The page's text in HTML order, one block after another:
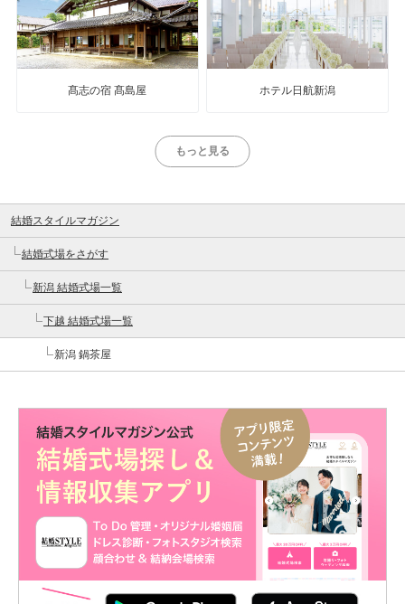
髙志の宿 髙島屋 ホテル日航新潟
もっと見る
結婚スタイルマガジン
結婚式場をさがす
新潟 結婚式場一覧
下越 結婚式場一覧
新潟 鍋茶屋